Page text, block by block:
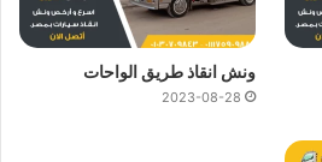
ونش انقاذ طريق الواحات
2023-08-28